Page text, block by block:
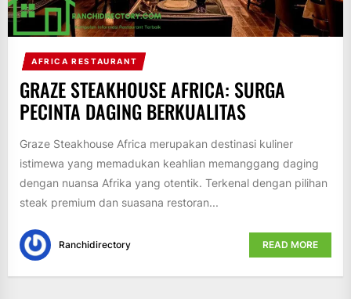
AFRICA RESTAURANT
GRAZE STEAKHOUSE AFRICA: SURGA
PECINTA DAGING BERKUALITAS
Graze Steakhouse Africa merupakan destinasi kuliner
istimewa yang memadukan keahlian memanggang daging
dengan nuansa Afrika yang otentik. Terkenal dengan pilihan
steak premium dan suasana restoran...
Ranchidirectory READ MORE